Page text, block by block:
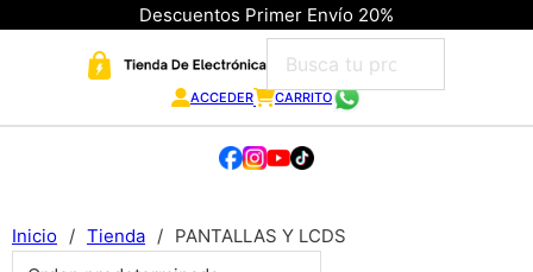
Descuentos Primer Envío 20%
ACCEDER CARRITO
Inicio / Tienda / PANTALLAS Y LCDS